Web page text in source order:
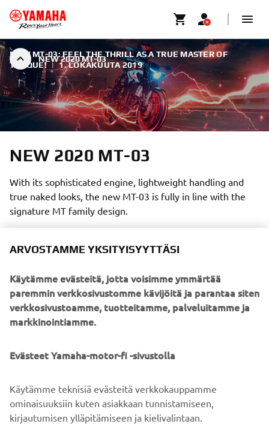
NEW 2020 MT-03
NEW MT-03: FEEL THE THRILL AS A TRUE MASTER OF
TORQUE! | 1. LOKAKUUTA 2019
NEW 2020 MT-03
With its sophisticated engine, lightweight handling and
true naked looks, the new MT-03 is fully in line with the
signature MT family design.
Featuring a radical new look and feel, and equipped with a
best in class 2-cylinder engine as well as state of the art
suspension for precise handling and outstanding agility,
the new MT-03 is the ultimate step-up model for those
as well as being one of the most attractive motorcycles for
machine.
ARVOSTAMME YKSITYISYYTTÄSI
Käytämme evästeitä, jotta voisimme ymmärtää
paremmin verkkosivustomme kävijöitä ja parantaa siten
verkkosivustoamme, tuotteitamme, palveluitamme ja
markkinointiamme.
Evästeet Yamaha-motor-fi -sivustolla
Käytämme teknisiä evästeitä verkkokauppamme
ominaisuuksiin kuten asiakkaan tunnistamiseen,
kirjautumisen ylläpitämiseen ja kielivalintaan.